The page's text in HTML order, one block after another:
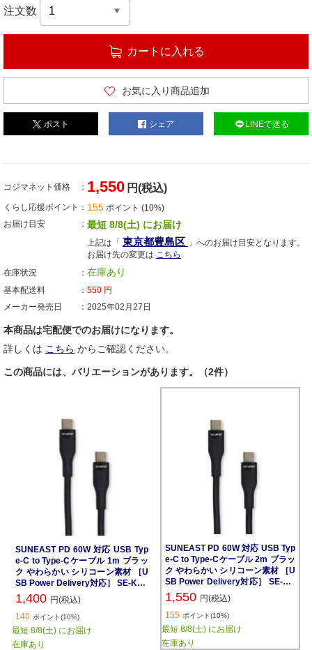
注文数
カートに入れる
お気に入り商品追加
ポスト シェア LINEで送る
コジマネット価格 1,550 円(税込)
くらし応援ポイント 155 ポイント (10%)
お届け目安
最短 8/8(土) にお届け
上記は「 東京都豊島区 」へのお届け目安となります。
お届け先の変更は こちら
在庫状況
在庫あり
基本配送料 550 円
メーカー発売日
2025年02月27日
本商品は宅配便でのお届けになります。
詳しくは こちら からご確認ください。
この商品には、バリエーションがあります。（2件）
SUNEAST PD 60W 対応 USB Typ
e-C to Type-Cケーブル 1m ブラッ
ク やわらかい シリコーン素材 ［U
SB Power Delivery対応］ SE-KB0
60CC0001BKF
1,400 円(税込)
140 ポイント(10%)
最短 8/8(土) にお届け
在庫あり
SUNEAST PD 60W 対応 USB Typ
e-C to Type-Cケーブル 2m ブラッ
ク やわらかい シリコーン素材 ［U
SB Power Delivery対応］ SE-KB
060CC0004BKF
1,550 円(税込)
155 ポイント(10%)
最短 8/8(土) にお届け
在庫あり